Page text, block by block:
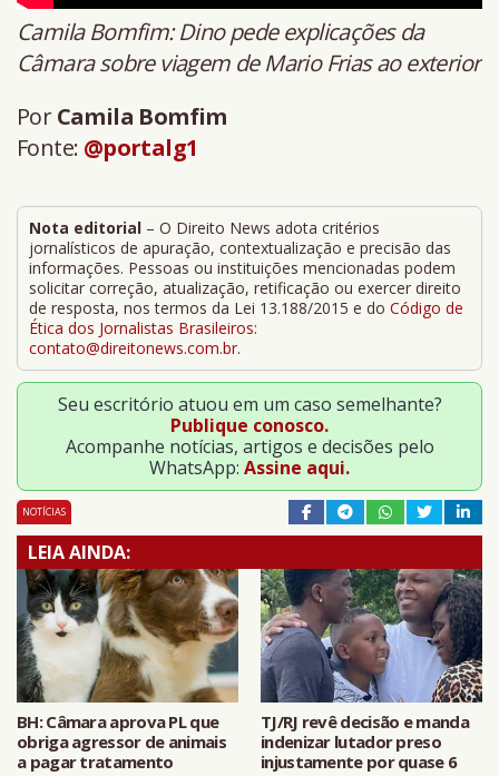
Camila Bomfim: Dino pede explicações da
Câmara sobre viagem de Mario Frias ao exterior
PorCamila Bomfim
Fonte: @portalg1
Nota editorial – O Direito News adota critérios
jornalísticos de apuração, contextualização e precisão das
informações. Pessoas ou instituições mencionadas podem
solicitar correção, atualização, retificação ou exercer direito
de resposta, nos termos da Lei 13.188/2015 e do Código de
Ética dos Jornalistas Brasileiros:
contato@direitonews.com.br.
Seu escritório atuou em um caso semelhante?
Publique conosco.
Acompanhe notícias, artigos e decisões pelo
WhatsApp: Assine aqui.
NOTÍCIAS
LEIA AINDA:
BH: Câmara aprova PL que
obriga agressor de animais
a pagar tratamento
TJ/RJ revê decisão e manda
indenizar lutador preso
injustamente por quase 6